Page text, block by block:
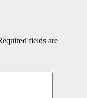
fields are